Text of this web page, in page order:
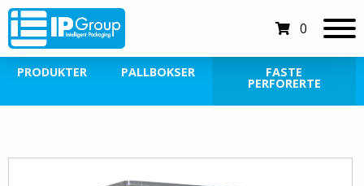
0
PRODUKTER PALLBOKSER FASTE
PERFORERTE